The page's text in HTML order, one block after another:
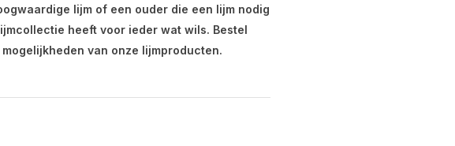
lijm of een ouder die een lijm nodig
heeft voor ieder wat wils. Bestel
van onze lijmproducten.